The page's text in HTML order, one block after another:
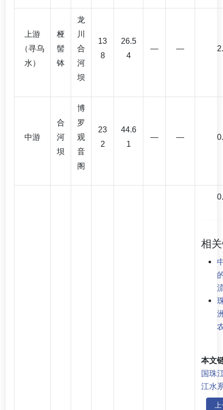
上游
（寻乌
水）
桠
髻
钵
龙
川
合
河
坝
13
8
26.5
4
— —
中游
合
河
坝
博
罗
观
音
阁
23
2
44.6
1
— —
相
本文
国珠
江水